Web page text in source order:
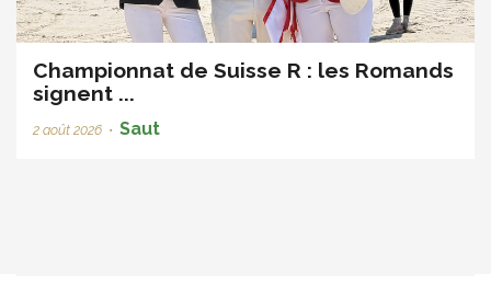
Championnat de Suisse R : les Romands
signent ...
2 août 2026 • Saut